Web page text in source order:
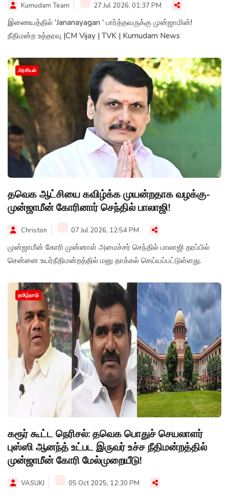
Kumudam Team 27 Jul 2026, 01:37 PM
இணையத்தில் 'Jananayagan ' பார்த்தவருக்கு முன்ஜாமின்!
நீதிமன்ற உத்தரவு |CM Vijay | TVK | Kumudam News
அரசியல்
தவெக ஆட்சியை கவிழ்க்க முயன்றதாக வழக்கு-
முன்ஜாமீன் கோரினார் செந்தில் பாலாஜி!
Christon 07 Jul 2026, 12:54 PM
முன்ஜாமீன் கோரி முன்னாள் அமைச்சர் செந்தில் பாலாஜி தரப்பில்
சென்னை உயர்நீதிமன்றத்தில் மனு தாக்கல் செய்யப்பட்டுள்ளது.
தமிழ்நாடு
கரூர் கூட்ட நெரிசல்: தவெக பொதுச் செயலாளர்
புஸ்ஸி ஆனந்த் உட்பட இருவர் உச்ச நீதிமன்றத்தில்
முன்ஜாமீன் கோரி மேல்முறையீடு!
VASUKI 05 Oct 2025, 12:30 PM